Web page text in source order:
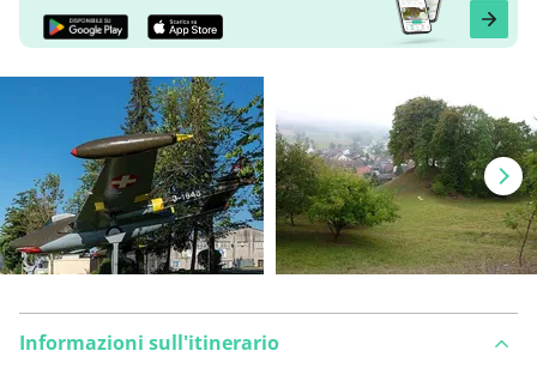
Informazioni sull'itinerario